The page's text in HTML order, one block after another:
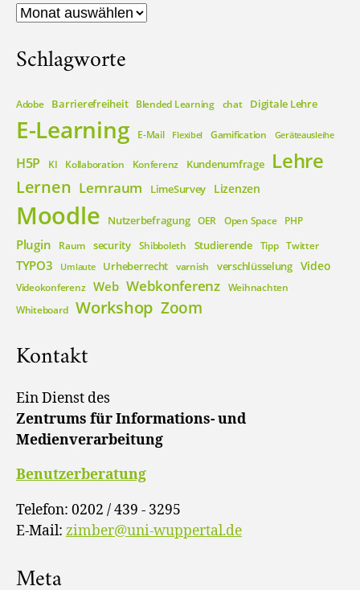
Archiv
Schlagworte
Adobe Barrierefreiheit Blended Learning chat Digitale Lehre
E-Learning E-Mail Flexibel Gamification Geräteausleihe
H5P KI Kollaboration Konferenz Kundenumfrage Lehre
Lernen Lernraum LimeSurvey Lizenzen
Moodle Nutzerbefragung OER Open Space PHP
Plugin Raum security Shibboleth Studierende Tipp Twitter
TYPO3 Umlaute Urheberrecht varnish verschlüsselung Video
Videokonferenz Web Webkonferenz Weihnachten
Whiteboard Workshop Zoom
Kontakt
Ein Dienst des
Zentrums für Informations- und
Medienverarbeitung
Benutzerberatung
Telefon: 0202 / 439 - 3295
E-Mail: zimber@uni-wuppertal.de
Meta